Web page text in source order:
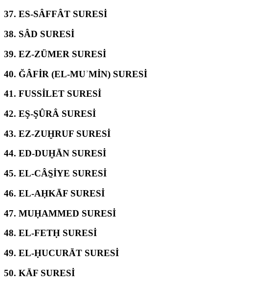
37. ES-SÂFFÂT SURESİ
38. SÂD SURESİ
39. EZ-ZÜMER SURESİ
40. ĞÂFİR (EL-MUʾMİN) SURESİ
41. FUSSİLET SURESİ
42. EŞ-ŞÛRÂ SURESİ
43. EZ-ZUḪRUF SURESİ
44. ED-DUḪĀN SURESİ
45. EL-CÂS̱İYE SURESİ
46. EL-AḤKĀF SURESİ
47. MUḤAMMED SURESİ
48. EL-FETḤ SURESİ
49. EL-ḤUCURĀT SURESİ
50. KĀF SURESİ